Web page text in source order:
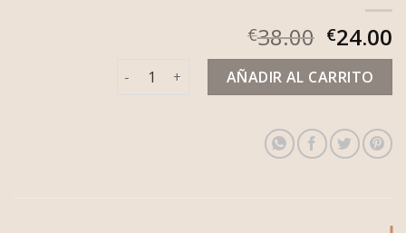
€38.00 €24.00
gafas redondas cantidadAÑADIR AL CARRITO